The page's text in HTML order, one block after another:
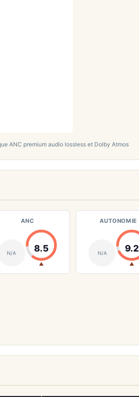
ANC premium audio lossless et Dolby Atmos
ANC
N/A 8.5
▲
AUTONOMIE
N/A 9.2
▲